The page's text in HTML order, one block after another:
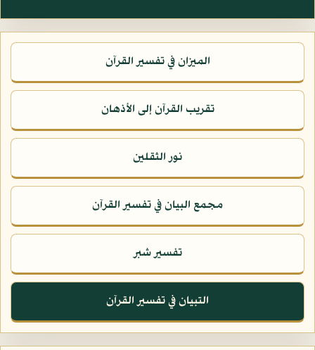
الميزان في تفسير القرآن
تقريب القرآن إلى الأذهان
نور الثقلين
مجمع البيان في تفسير القرآن
تفسير شبر
التبيان في تفسير القرآن